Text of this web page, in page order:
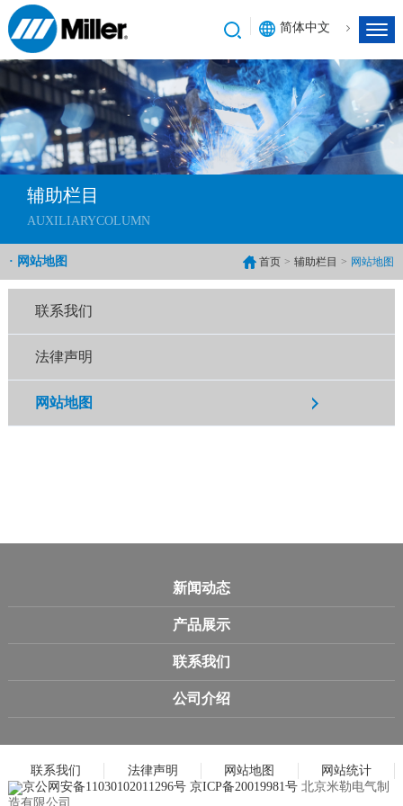
简体中文
辅助栏目
AUXILIARYCOLUMN
· 网站地图 首页 > 辅助栏目 > 网站地图
联系我们
法律声明
网站地图
新闻动态
产品展示
联系我们
公司介绍
联系我们 法律声明 网站地图
网站统计
京公网安备11030102011296号 京ICP备20019981号 北京米勒电气制
造有限公司